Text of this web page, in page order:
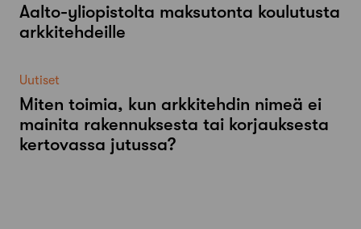
Aalto-​yliopistolta maksutonta koulutusta
arkkitehdeille
Uutiset
Miten toimia, kun arkkitehdin nimeä ei
mainita rakennuksesta tai korjauksesta
kertovassa jutussa?